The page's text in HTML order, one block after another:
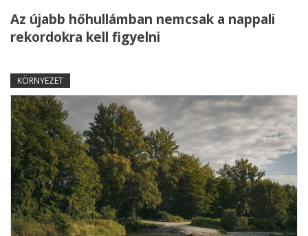
Az újabb hőhullámban nemcsak a nappali
rekordokra kell figyelni
KÖRNYEZET